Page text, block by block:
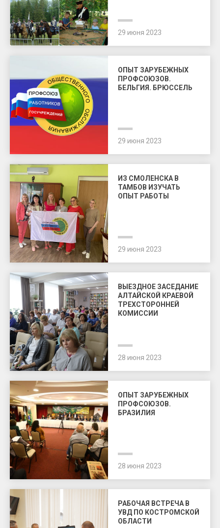
29 июня 2023
ОПЫТ ЗАРУБЕЖНЫХ
ПРОФСОЮЗОВ.
БЕЛЬГИЯ. БРЮССЕЛЬ
29 июня 2023
ИЗ СМОЛЕНСКА В
ТАМБОВ ИЗУЧАТЬ
ОПЫТ РАБОТЫ
29 июня 2023
ВЫЕЗДНОЕ ЗАСЕДАНИЕ
АЛТАЙСКОЙ КРАЕВОЙ
ТРЕХСТОРОННЕЙ
КОМИССИИ
28 июня 2023
ОПЫТ ЗАРУБЕЖНЫХ
ПРОФСОЮЗОВ.
БРАЗИЛИЯ
28 июня 2023
РАБОЧАЯ ВСТРЕЧА В
УВД ПО КОСТРОМСКОЙ
ОБЛАСТИ